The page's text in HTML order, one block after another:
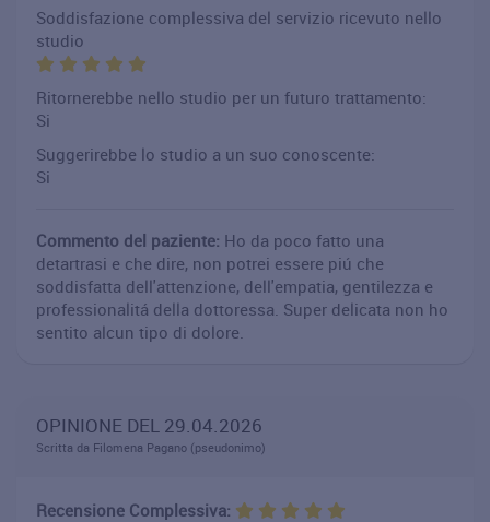
Soddisfazione complessiva del servizio ricevuto nello
studio
Ritornerebbe nello studio per un futuro trattamento:
Si
Suggerirebbe lo studio a un suo conoscente:
Si
Commento del paziente: Ho da poco fatto una
detartrasi e che dire, non potrei essere piú che
soddisfatta dell'attenzione, dell'empatia, gentilezza e
professionalitá della dottoressa. Super delicata non ho
sentito alcun tipo di dolore.
OPINIONE DEL 29.04.2026
Scritta da Filomena Pagano (pseudonimo)
Recensione Complessiva: